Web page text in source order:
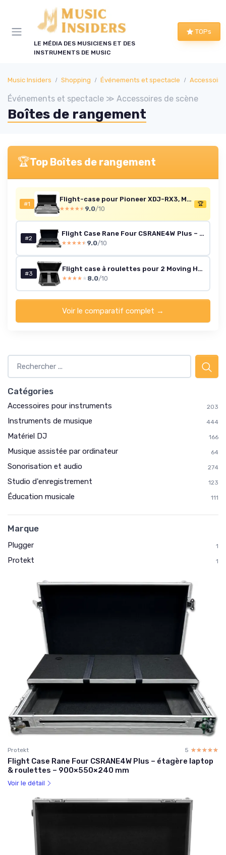
LE MÉDIA DES MUSICIENS ET DES
INSTRUMENTS DE MUSIC
TOPs
Music Insiders Shopping Événements et spectacle
Événements et spectacle ≫ Accessoires de scène
Boîtes de rangement
🏆Top Boîtes de rangement
#1
Flight-case pour Pioneer XDJ-RX3, Multiplis 9mm, roulettes
★★★★★
★★★★★ 9.0/10
🏆
#2
Flight Case Rane Four CSRANE4W Plus – étagère laptop & roulettes – 900×550×240 mm
★★★★★
★★★★★ 9.0/10
#3
Flight case à roulettes pour 2 Moving Heads 280W 10R RGBW
★★★★★
★★★★★ 8.0/10
Voir le comparatif complet →
Catégories
Accessoires pour instruments 203
Instruments de musique 444
Matériel DJ 166
Musique assistée par ordinateur 64
Sonorisation et audio 274
Studio d'enregistrement 123
Éducation musicale 111
Marque
Plugger 1
Protekt 1
Protekt 5 ☆☆☆☆☆
★★★★★
Flight Case Rane Four CSRANE4W Plus – étagère laptop
& roulettes – 900×550×240 mm
Voir le détail
Panneau de gestion des cookies